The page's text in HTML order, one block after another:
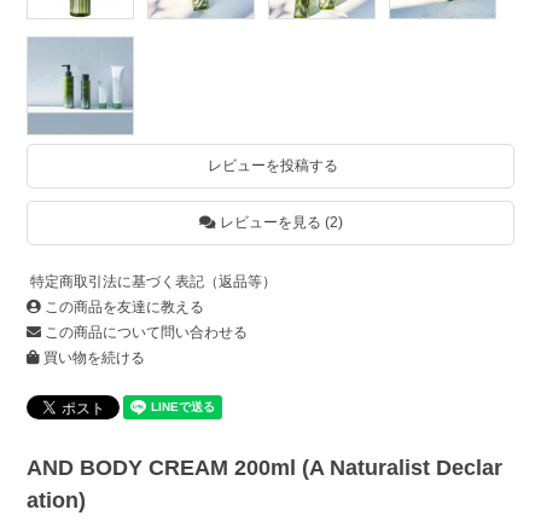
レビューを投稿する
レビューを見る (2)
特定商取引法に基づく表記（返品等）
この商品を友達に教える
この商品について問い合わせる
買い物を続ける
AND BODY CREAM 200ml (A Naturalist Declar
ation)